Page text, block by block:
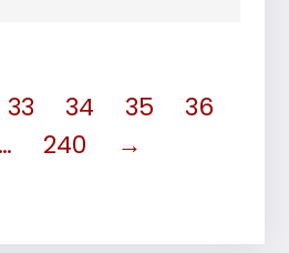
33 34 35
36
… 240 →